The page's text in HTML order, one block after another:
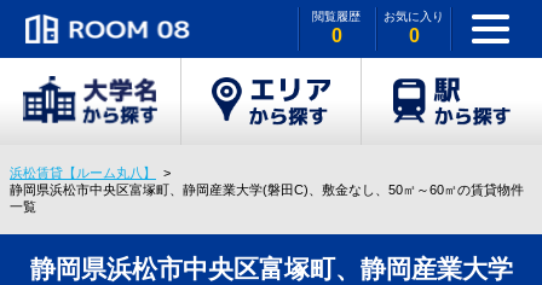
閲覧履歴
0
お気に入り
0
浜松賃貸【ルーム丸八】
静岡県浜松市中央区富塚町、静岡産業大学(磐田C)、敷金なし、50㎡～60㎡の賃貸物件
一覧
静岡県浜松市中央区富塚町、静岡産業大学